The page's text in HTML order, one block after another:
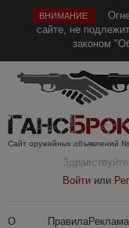
ВНИМАНИЕ
сайте, не
законом
Сайт оружейных объявлений
Войти или
О
ПравилаРеклама